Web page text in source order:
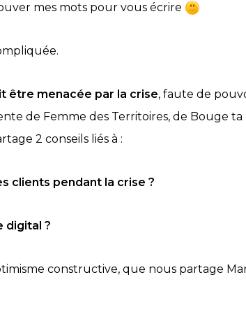
mes mots pour vous écrire
être menacée par la crise, faute de
de Femme des Territoires, de Bouge
2 conseils liés à :
clients pendant la crise ?
digital ?
constructive, que nous partage Marie